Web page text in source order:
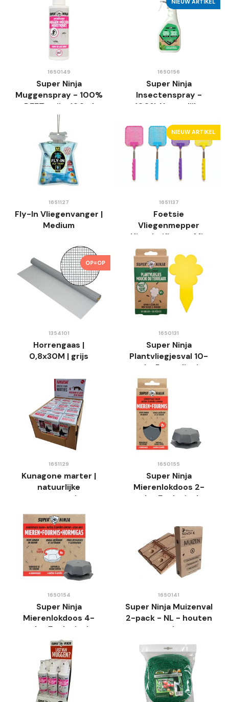
1650149
Super Ninja
Muggenspray - 100%
DEET-vrij - 100ml
1650156
Super Ninja
Insectenspray -
100% Natuurlijke
500ml - Veilig &
Gifvrij
1651127
Fly-In Vliegenvanger |
Medium
NIEUW ARTIKEL
1651137
Foetsie
Vliegenmepper
Uitschuifbaar - Mix
Kleuren -
Telescopische Steel
OP=OP
1354101
Horrengaas |
0,8x30M | grijs
1650131
Super Ninja
Plantvliegjesval 10-
pack -Rouwvliegjes
Val - Gifvrij
1651129
Kunagone marter |
natuurlijke
marterwering
1650155
Super Ninja
Mierenlokdoos 2-
pack - Ecologisch -
1650154
Super Ninja
Mierenlokdoos 4-
pack - Ecologisch -
voor Binnen & Buiten
1650141
Super Ninja Muizenval
2-pack - NL - houten
val